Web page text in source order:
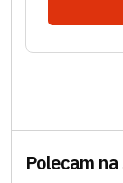
Polecam